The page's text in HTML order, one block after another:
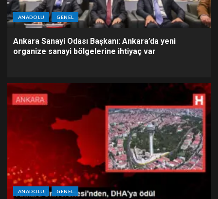
ANADOLU GENEL
Ankara Sanayi Odası Başkanı: Ankara’da yeni
organize sanayi bölgelerine ihtiyaç var
ANADOLU GENEL